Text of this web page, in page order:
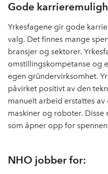
Gode
Yrkesfagene gir gode
valg. Det finnes mange
bransjer og sektorer.
omstillingskompetanse og
egen gründervirksomhet.
påvirket positivt av den
manuelt arbeid erstattes
maskiner og roboter. Disse
som åpner opp for
NHO jobber for: